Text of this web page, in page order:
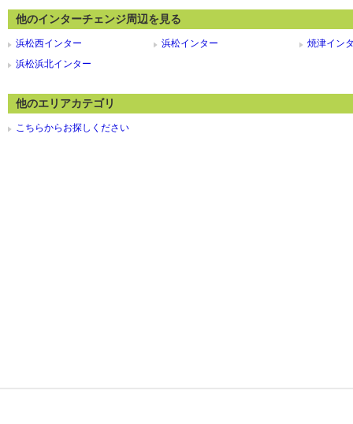
他のインターチェンジ周辺を見る
浜松西インター 浜松インター
焼津イン
浜松浜北インター
他のエリアカテゴリ
こちらからお探しください